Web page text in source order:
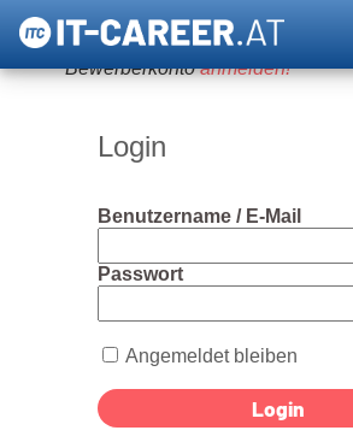
Um diese Funktion nutzen zu
Bewerberkontoanmelden!
Login
Benutzername / E-Mail
Passwort
Angemeldet bleiben